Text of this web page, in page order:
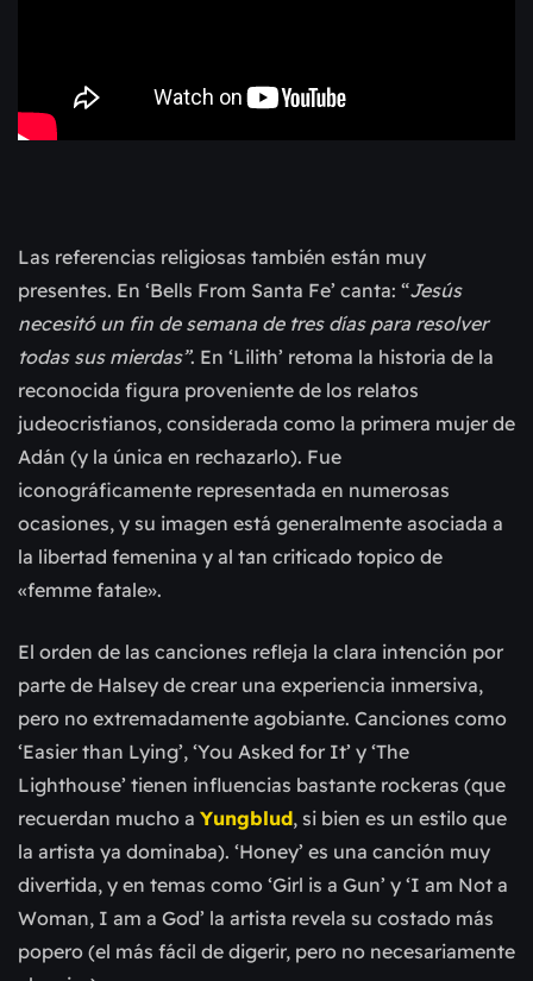
Las referencias religiosas también están muy
presentes. En ‘Bells From Santa Fe’ canta: “Jesús
necesitó un fin de semana de tres días para resolver
todas sus mierdas”. En ‘Lilith’ retoma la historia de la
reconocida figura proveniente de los relatos
judeocristianos, considerada como la primera mujer de
Adán (y la única en rechazarlo). Fue
iconográficamente representada en numerosas
ocasiones, y su imagen está generalmente asociada a
la libertad femenina y al tan criticado topico de
«femme fatale».
El orden de las canciones refleja la clara intención por
parte de Halsey de crear una experiencia inmersiva,
pero no extremadamente agobiante. Canciones como
‘Easier than Lying’, ‘You Asked for It’ y ‘The
Lighthouse’ tienen influencias bastante rockeras (que
recuerdan mucho a Yungblud, si bien es un estilo que
la artista ya dominaba). ‘Honey’ es una canción muy
divertida, y en temas como ‘Girl is a Gun’ y ‘I am Not a
Woman, I am a God’ la artista revela su costado más
popero (el más fácil de digerir, pero no necesariamente